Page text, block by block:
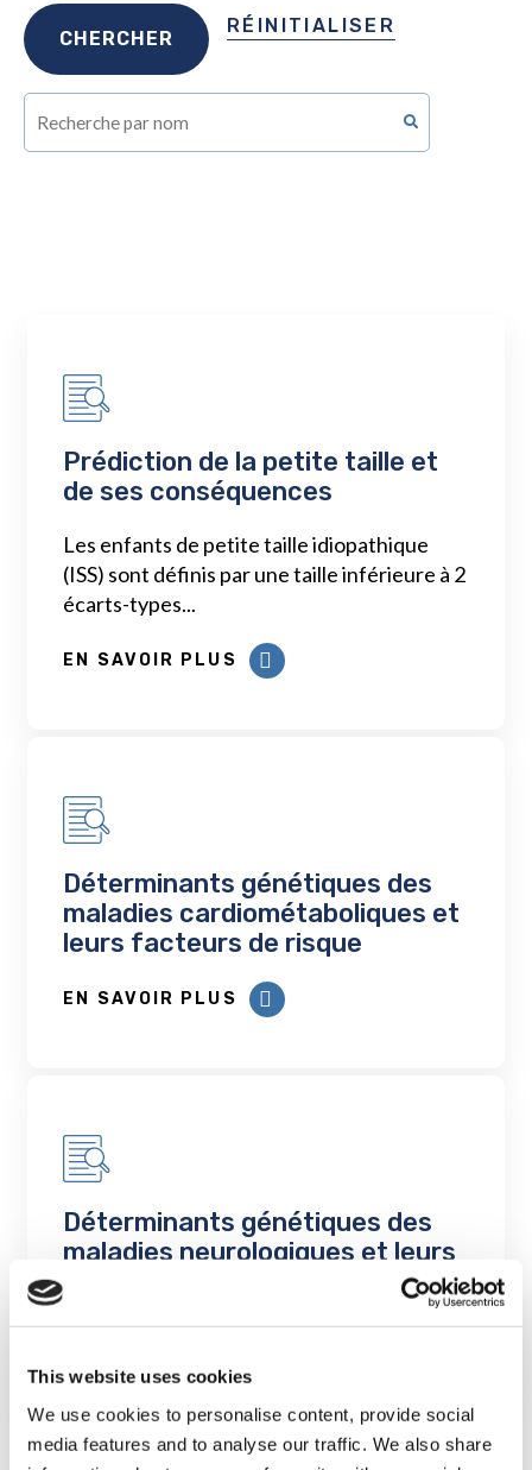
This website uses cookies
We use cookies to personalise content, provide social
media features and to analyse our traffic. We also share
RÉINITIALISER
Prédiction de la petite taille et
de ses conséquences
Les enfants de petite taille idiopathique
(ISS) sont définis par une taille inférieure à 2
écarts-types...
EN SAVOIR PLUS
Déterminants génétiques des
maladies cardiométaboliques et
leurs facteurs de risque
EN SAVOIR PLUS
Déterminants génétiques des
maladies neurologiques et leurs